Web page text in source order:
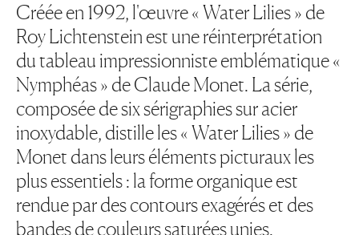
Créée en 1992, l'œuvre « Water Lilies » de
Roy Lichtenstein est une réinterprétation
du tableau impressionniste emblématique «
Nymphéas » de Claude Monet. La série,
composée de six sérigraphies sur acier
inoxydable, distille les « Water Lilies » de
Monet dans leurs éléments picturaux les
plus essentiels : la forme organique est
rendue par des contours exagérés et des
bandes de couleurs saturées unies.